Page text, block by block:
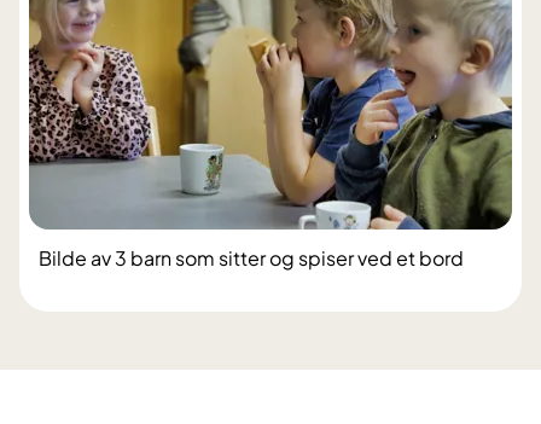
Bilde av 3 barn som sitter og spiser ved et bord